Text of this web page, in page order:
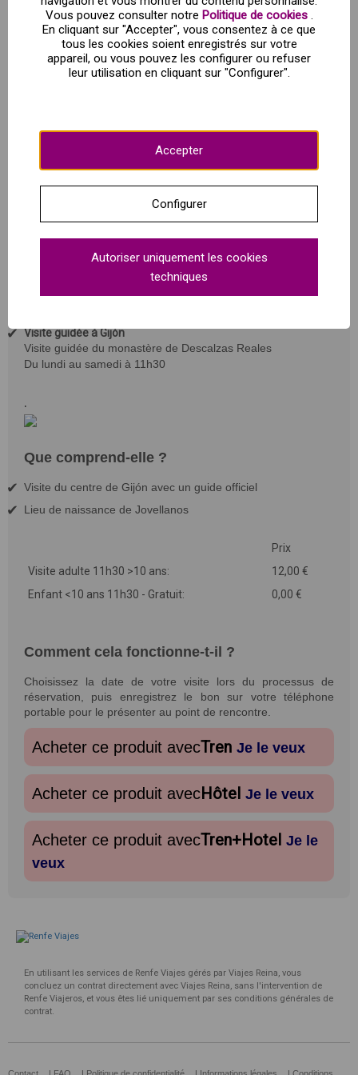
Le prochain arrêt sera leLieu de naissance de Jovellanos
nous en apprendrons davantage sur les plans de
développement que l'illustre écrivain a conçus pour Gijón.
Nous aurons également l'occasion d'admirer les
que le musée abrite à l'intérieur. Nous
Achetez votre visite guidée maintenant !
Langue :
Minimum :
2 participantes
Visite guidée à Gijón
Visite guidée du monastère de Descalzas Reales
Du lundi au samedi à 11h30
.
Que comprend-elle ?
Visite du centre de Gijón avec un guide officiel
Lieu de naissance de Jovellanos
Prix
Visite adulte 11h30 >10 ans:
12,00 €
Enfant <10 ans 11h30 - Gratuit:
0,00 €
Comment cela fonctionne-t-il ?
Choisissez la date de votre visite lors du processus de
réservation, puis enregistrez le bon sur votre téléphone
portable pour le présenter au point de rencontre.
Acheter ce produit avecTren Je le veux
Acheter ce produit avecHôtel Je le veux
Acheter ce produit avecTren+Hotel Je le
veux
En utilisant les services de Renfe Viajes gérés par Viajes Reina, vous
concluez un contrat directement avec Viajes Reina, sans l'intervention de
Renfe Viajeros, et vous êtes lié uniquement par ses conditions générales de
contrat.
Vous pouvez consulter notre Politique de cookies.
En cliquant sur "Accepter", vous consentez à ce que
tous les cookies soient enregistrés sur votre
appareil, ou vous pouvez les configurer ou refuser
leur utilisation en cliquant sur "Configurer".
Accepter
Configurer
Autoriser uniquement les cookies
techniques